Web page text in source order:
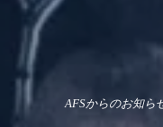
AFSからのお知ら